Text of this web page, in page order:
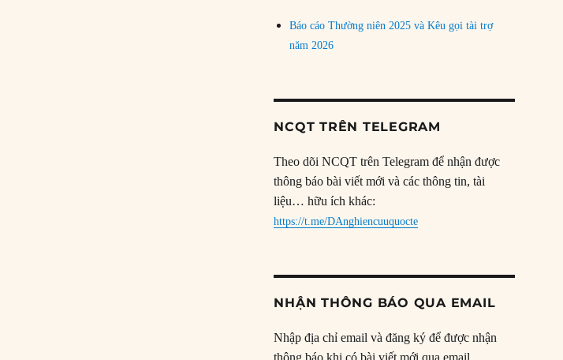
Báo cáo Thường niên 2025 và Kêu gọi tài trợ
năm 2026
NCQT TRÊN TELEGRAM
Theo dõi NCQT trên Telegram để nhận được
thông báo bài viết mới và các thông tin, tài
liệu… hữu ích khác:
https://t.me/DAnghiencuuquocte
NHẬN THÔNG BÁO QUA EMAIL
Nhập địa chỉ email và đăng ký để được nhận